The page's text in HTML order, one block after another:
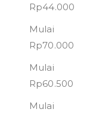
Rp44.000
Mulai
Rp70.000
Mulai
Rp60.500
Mulai